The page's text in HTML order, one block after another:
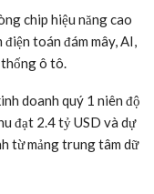
chip hiệu năng cao
toán đám mây, AI,
thống ô tô.
doanh quý 1 niên độ
đạt 2.4tỷ USD và dự
từ mảng trung tâm dữ